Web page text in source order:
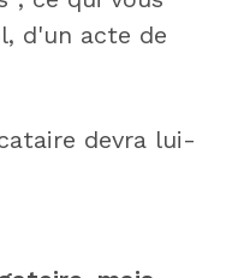
d'un acte de
devra lui-